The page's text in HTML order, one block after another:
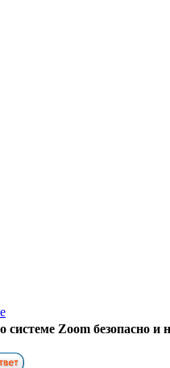
системе Zoom безопасно и